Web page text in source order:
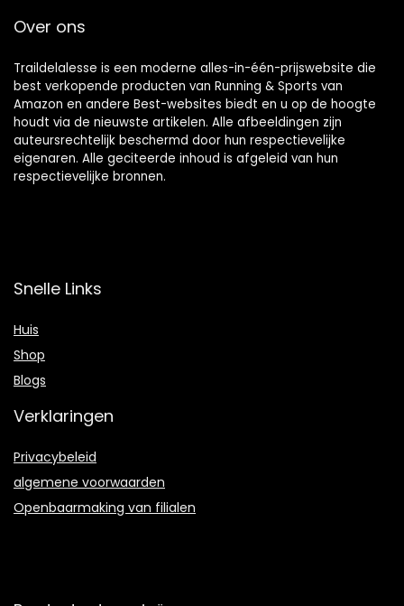
Over ons
Traildelalesse is een moderne alles-in-één-prijswebsite die
best verkopende producten van Running & Sports van
Amazon en andere Best-websites biedt en u op de hoogte
houdt via de nieuwste artikelen. Alle afbeeldingen zijn
auteursrechtelijk beschermd door hun respectievelijke
eigenaren. Alle geciteerde inhoud is afgeleid van hun
respectievelijke bronnen.
Snelle Links
Huis
Shop
Blogs
Verklaringen
Privacybeleid
algemene voorwaarden
Openbaarmaking van filialen